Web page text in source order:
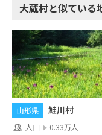
大蔵村と似ている
山形県 鮭川村
人口 0.33万人